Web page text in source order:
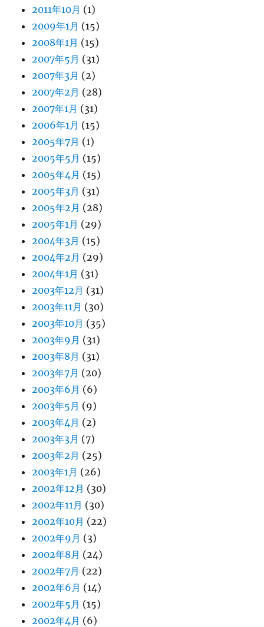
2011年10月 (1)
2009年1月 (15)
2008年1月 (15)
2007年5月 (31)
2007年3月 (2)
2007年2月 (28)
2007年1月 (31)
2006年1月 (15)
2005年7月 (1)
2005年5月 (15)
2005年4月 (15)
2005年3月 (31)
2005年2月 (28)
2005年1月 (29)
2004年3月 (15)
2004年2月 (29)
2004年1月 (31)
2003年12月 (31)
2003年11月 (30)
2003年10月 (35)
2003年9月 (31)
2003年8月 (31)
2003年7月 (20)
2003年6月 (6)
2003年5月 (9)
2003年4月 (2)
2003年3月 (7)
2003年2月 (25)
2003年1月 (26)
2002年12月 (30)
2002年11月 (30)
2002年10月 (22)
2002年9月 (3)
2002年8月 (24)
2002年7月 (22)
2002年6月 (14)
2002年5月 (15)
2002年4月 (6)